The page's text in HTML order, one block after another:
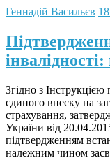
Геннадій Васильєв
Згідно з
єдиного внеску на
страхування,
України від
підтвердженням
належним чином